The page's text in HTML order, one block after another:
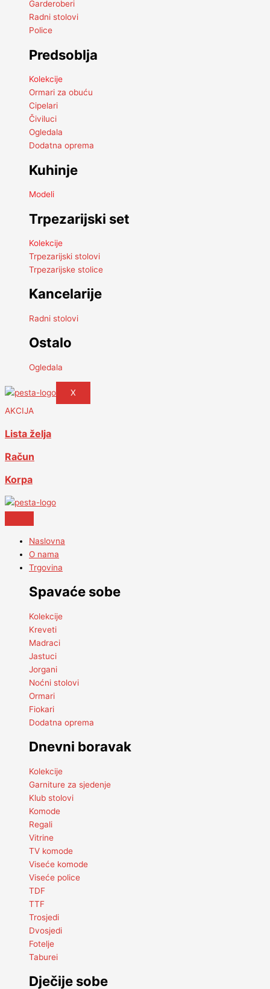
Garderoberi
Radni stolovi
Police
Predsoblja
Kolekcije
Ormari za obuću
Cipelari
Čiviluci
Ogledala
Dodatna oprema
Kuhinje
Modeli
Trpezarijski set
Kolekcije
Trpezarijski stolovi
Trpezarijske stolice
Kancelarije
Radni stolovi
Ostalo
Ogledala
X
AKCIJA
Lista želja
Račun
Korpa
Naslovna
O nama
Trgovina
Spavaće sobe
Kolekcije
Kreveti
Madraci
Jastuci
Jorgani
Noćni stolovi
Ormari
Fiokari
Dodatna oprema
Dnevni boravak
Kolekcije
Garniture za sjedenje
Klub stolovi
Komode
Regali
Vitrine
TV komode
Viseće komode
Viseće police
TDF
TTF
Trosjedi
Dvosjedi
Fotelje
Taburei
Dječije sobe